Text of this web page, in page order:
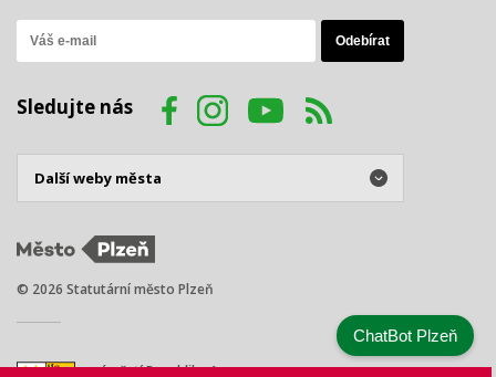
Sledujte nás
© 2026 Statutární město Plzeň
náměstí Republiky 1
ChatBot Plzeň